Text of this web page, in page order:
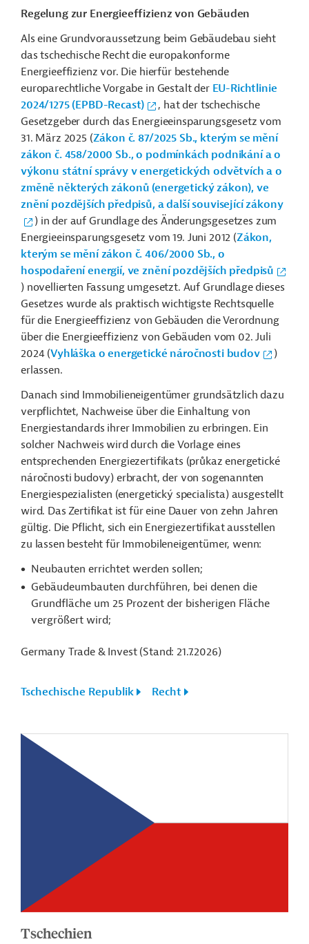
Regelung zur Energieeffizienz von Gebäuden
Als eine Grundvoraussetzung beim Gebäudebau sieht
das tschechische Recht die europakonforme
Energieeffizienz vor. Die hierfür bestehende
europarechtliche Vorgabe in Gestalt der EU-Richtlinie
2024/1275 (EPBD-Recast)
, hat der tschechische
Gesetzgeber durch das Energieeinsparungsgesetz vom
31. März 2025 (Zákon č. 87/2025 Sb., kterým se mění
zákon č. 458/2000 Sb., o podmínkách podnikání a o
výkonu státní správy v energetických odvětvích a o
změně některých zákonů (energetický zákon), ve
znění pozdějších předpisů, a další související zákony
) in der auf Grundlage des Änderungsgesetzes zum
Energieeinsparungsgesetz vom 19. Juni 2012 (Zákon,
kterým se mění zákon č. 406/2000 Sb., o
hospodaření energií, ve znění pozdějších předpisů
) novellierten Fassung umgesetzt. Auf Grundlage dieses
Gesetzes wurde als praktisch wichtigste Rechtsquelle
für die Energieeffizienz von Gebäuden die Verordnung
über die Energieeffizienz von Gebäuden vom 02. Juli
2024 (Vyhláška o energetické náročnosti budov
)
erlassen.
Danach sind Immobilieneigentümer grundsätzlich dazu
verpflichtet, Nachweise über die Einhaltung von
Energiestandards ihrer Immobilien zu erbringen. Ein
solcher Nachweis wird durch die Vorlage eines
entsprechenden Energiezertifikats (průkaz energetické
náročnosti budovy) erbracht, der von sogenannten
Energiespezialisten (energetický specialista) ausgestellt
wird. Das Zertifikat ist für eine Dauer von zehn Jahren
gültig. Die Pflicht, sich ein Energiezertifikat ausstellen
zu lassen besteht für Immobileneigentümer, wenn:
Neubauten errichtet werden sollen;
Gebäudeumbauten durchführen, bei denen die
Grundfläche um 25 Prozent der bisherigen Fläche
vergrößert wird;
Germany Trade & Invest (Stand: 21.7.2026)
Tschechische Republik Recht
Tschechien